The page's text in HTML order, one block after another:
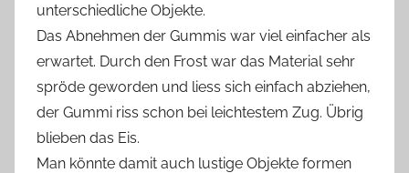
unterschiedliche Objekte.
Das Abnehmen der Gummis war viel einfacher als
erwartet. Durch den Frost war das Material sehr
spröde geworden und liess sich einfach abziehen,
der Gummi riss schon bei leichtestem Zug. Übrig
blieben das Eis.
Man könnte damit auch lustige Objekte formen